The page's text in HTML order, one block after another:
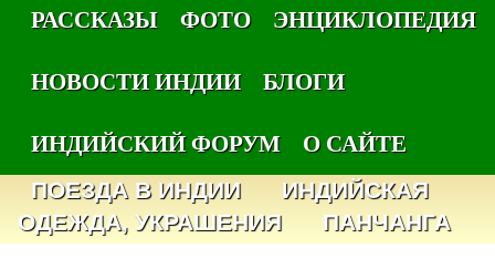
РАССКАЗЫ
ФОТО
ЭНЦИКЛОПЕДИЯ
НОВОСТИ ИНДИИ
БЛОГИ
ИНДИЙСКИЙ ФОРУМ
О САЙТЕ
ПОЕЗДА В ИНДИИ
ИНДИЙСКАЯ
ОДЕЖДА, УКРАШЕНИЯ
ПАНЧАНГА